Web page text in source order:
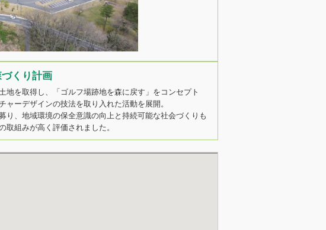
くり計画
を取得し、「ゴルフ場跡地を森に戻す」をコンセプト
ーデザインの技法を取り入れた活動を展開。
、地域環境の保全意識の向上と持続可能な社会づくりも
組みが高く評価されました。